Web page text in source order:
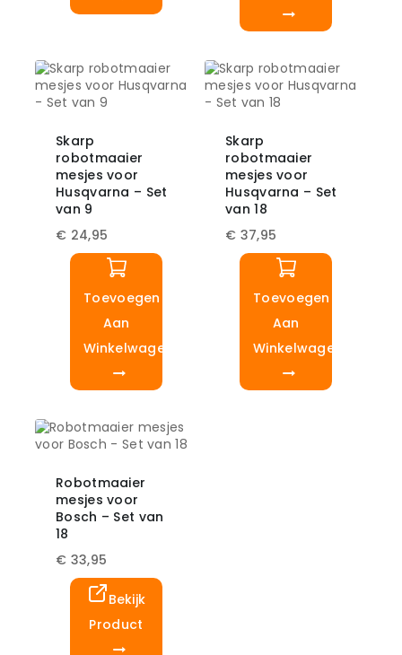
Skarp
robotmaaier
mesjes voor
Husqvarna – Set
van 9
€ 24,95
Toevoegen
Aan
Winkelwagen
Skarp
robotmaaier
mesjes voor
Husqvarna – Set
van 18
€ 37,95
Toevoegen
Aan
Winkelwagen
Robotmaaier
mesjes voor
Bosch – Set van
18
€ 33,95
Bekijk
Product